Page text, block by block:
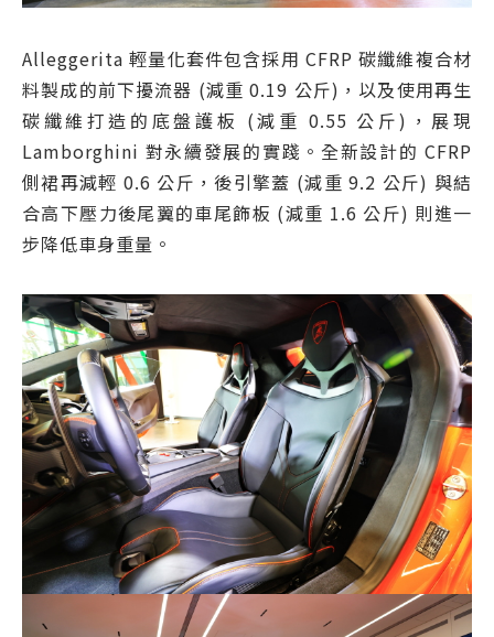
Alleggerita 輕量化套件包含採用 CFRP 碳纖維複合材
料製成的前下擾流器 (減重 0.19 公斤)，以及使用再生
碳纖維打造的底盤護板 (減重 0.55 公斤)，展現
Lamborghini 對永續發展的實踐。全新設計的 CFRP
側裙再減輕 0.6 公斤，後引擎蓋 (減重 9.2 公斤) 與結
合高下壓力後尾翼的車尾飾板 (減重 1.6 公斤) 則進一
步降低車身重量。